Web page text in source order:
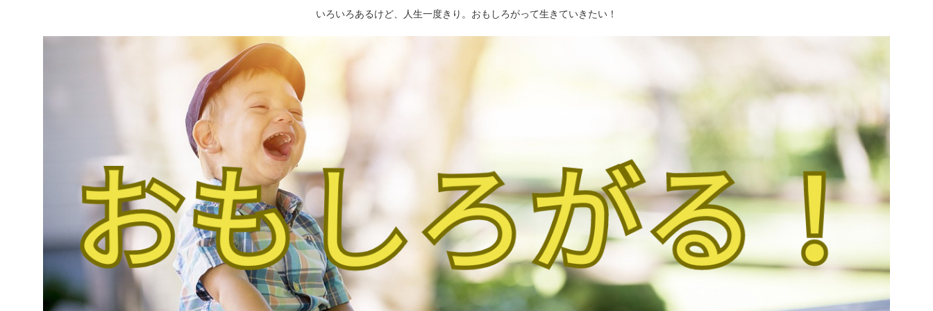
いろいろあるけど、人生一度きり。おもしろがって生きていきたい！